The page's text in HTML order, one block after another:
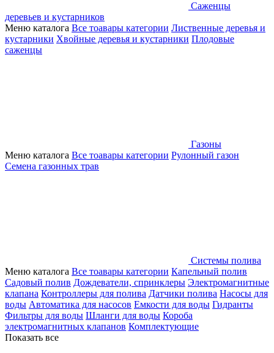
Саженцы
деревьев и кустарников
Меню каталога Все тоавары категории Лиственные деревья и
кустарники Хвойные деревья и кустарники Плодовые
саженцы
Газоны
Меню каталога Все тоавары категории Рулонный газон
Семена газонных трав
Системы полива
Меню каталога Все тоавары категории Капельный полив
Садовый полив Дождеватели, спринклеры Электромагнитные
клапана Контроллеры для полива Датчики полива Насосы для
воды Автоматика для насосов Емкости для воды Гидранты
Фильтры для воды Шланги для воды Короба
электромагнитных клапанов Комплектующие
Показать все